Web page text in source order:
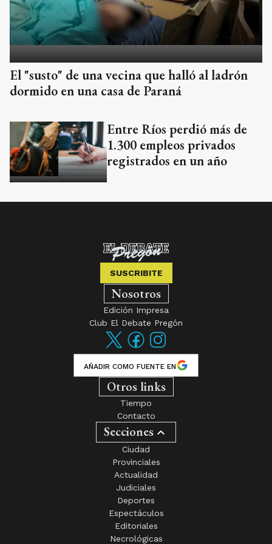
El "susto" de una vecina que halló al ladrón
dormido en una casa de Paraná
Entre Ríos perdió más de
1.300 empleos privados
registrados en un año
SUSCRIBITE
Nosotros
Edición Impresa
Club El Debate Pregón
AÑADIR COMO FUENTE EN
Otros links
Tiempo
Contacto
Secciones
Ciudad
Provinciales
Actualidad
Judiciales
Deportes
Espectáculos
Editoriales
Necrológicas